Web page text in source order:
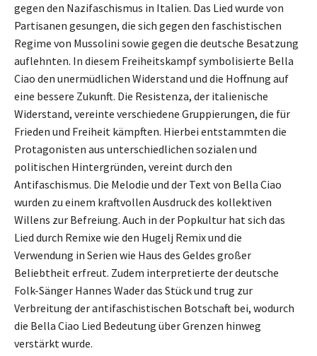
gegen den Nazifaschismus in Italien. Das Lied wurde von
Partisanen gesungen, die sich gegen den faschistischen
Regime von Mussolini sowie gegen die deutsche Besatzung
auflehnten. In diesem Freiheitskampf symbolisierte Bella
Ciao den unermüdlichen Widerstand und die Hoffnung auf
eine bessere Zukunft. Die Resistenza, der italienische
Widerstand, vereinte verschiedene Gruppierungen, die für
Frieden und Freiheit kämpften. Hierbei entstammten die
Protagonisten aus unterschiedlichen sozialen und
politischen Hintergründen, vereint durch den
Antifaschismus. Die Melodie und der Text von Bella Ciao
wurden zu einem kraftvollen Ausdruck des kollektiven
Willens zur Befreiung. Auch in der Popkultur hat sich das
Lied durch Remixe wie den Hugelj Remix und die
Verwendung in Serien wie Haus des Geldes großer
Beliebtheit erfreut. Zudem interpretierte der deutsche
Folk-Sänger Hannes Wader das Stück und trug zur
Verbreitung der antifaschistischen Botschaft bei, wodurch
die Bella Ciao Lied Bedeutung über Grenzen hinweg
verstärkt wurde.